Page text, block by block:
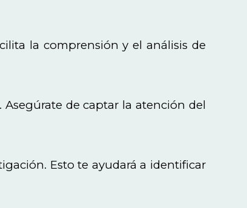
la comprensión y el análisis de
de captar la atención del
Esto te ayudará a identificar